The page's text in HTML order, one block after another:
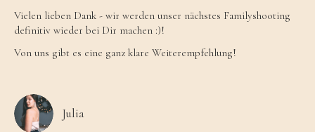
Vielen lieben Dank - wir werden unser nächstes Familyshooting
definitiv wieder bei Dir machen :)!
Von uns gibt es eine ganz klare Weiterempfehlung!
Julia